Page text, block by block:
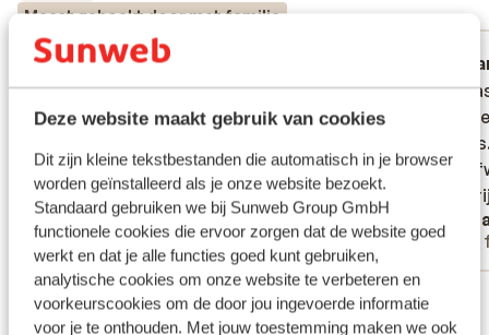
Deze website maakt gebruik van cookies
Dit zijn kleine tekstbestanden die automatisch in je browser
worden geïnstalleerd als je onze website bezoekt.
Standaard gebruiken we bij Sunweb Group GmbH
functionele cookies die ervoor zorgen dat de website goed
werkt en dat je alle functies goed kunt gebruiken,
analytische cookies om onze website te verbeteren en
voorkeurscookies om de door jou ingevoerde informatie
voor je te onthouden. Met jouw toestemming maken we ook
Meest geboekt door met familie
9.9 Fantastisch
Heel kindvriendelijk hotel met genoeg
presence. Niet het gevoel dat je in een
lekkere eten, de koffiebar, mooi
accomodatie… kortom top hotel!!
Heel kindvriendelijk hotel met genoeg
presence. Niet het gevoel dat je in een
lekkere eten, de koffiebar, mooi
accomodatie… kortom top hotel!!
Louise
Met familie
Het
heel
Het
heel
Bekijk alle 16 ervaringen